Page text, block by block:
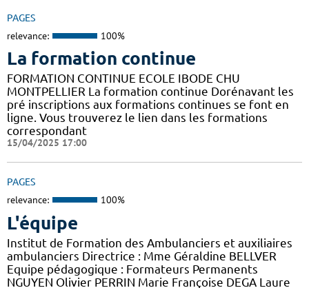
PAGES
relevance: 100%
La formation continue
FORMATION CONTINUE ECOLE IBODE CHU
MONTPELLIER La formation continue Dorénavant les
pré inscriptions aux formations continues se font en
ligne. Vous trouverez le lien dans les formations
correspondant
15/04/2025 17:00
PAGES
relevance: 100%
L'équipe
Institut de Formation des Ambulanciers et auxiliaires
ambulanciers Directrice : Mme Géraldine BELLVER
Equipe pédagogique : Formateurs Permanents
NGUYEN Olivier PERRIN Marie Françoise DEGA Laure